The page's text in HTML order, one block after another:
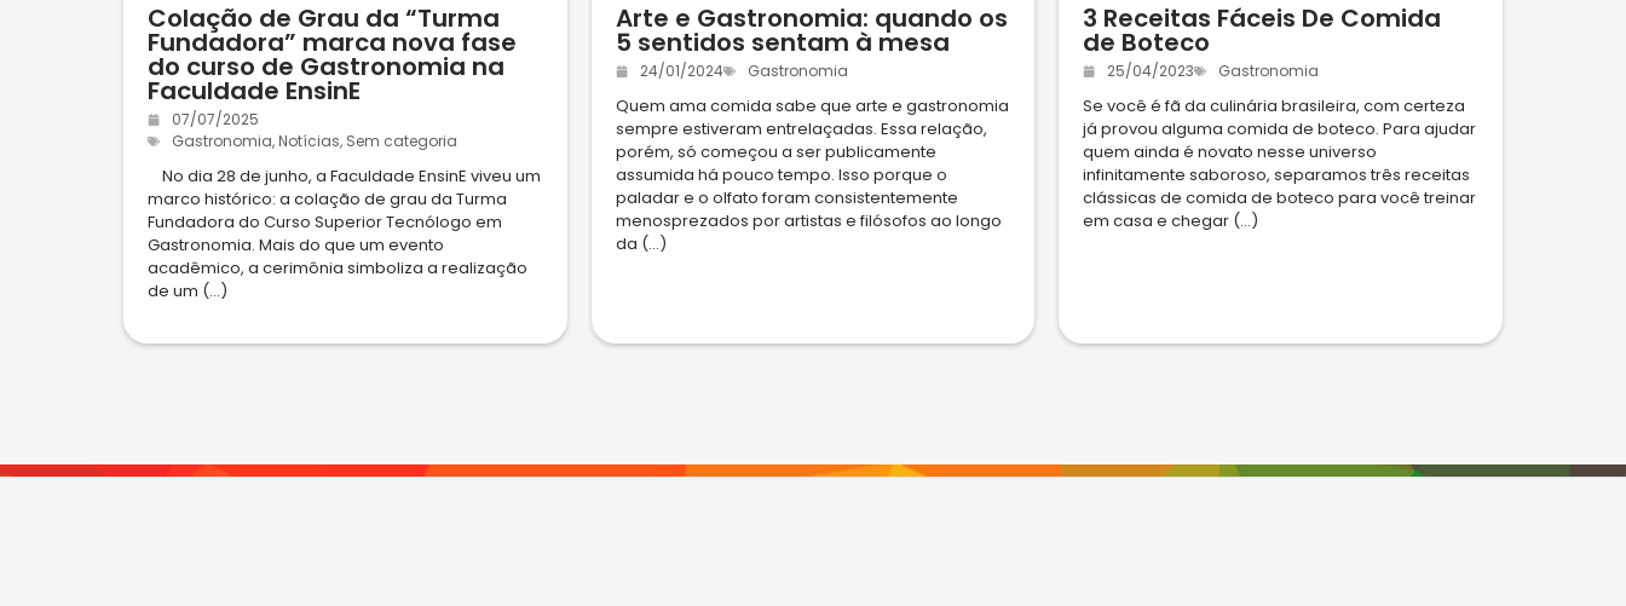
Colação de Grau da “Turma
Fundadora” marca nova fase
do curso de Gastronomia na
Faculdade EnsinE
07/07/2025
Gastronomia, Notícias, Sem categoria
No dia 28 de junho, a Faculdade EnsinE viveu um
marco histórico: a colação de grau da Turma
Fundadora do Curso Superior Tecnólogo em
Gastronomia. Mais do que um evento
acadêmico, a cerimônia simboliza a realização
de um (...)
Arte e Gastronomia: quando os
5 sentidos sentam à mesa
24/01/2024 Gastronomia
Quem ama comida sabe que arte e gastronomia
sempre estiveram entrelaçadas. Essa relação,
porém, só começou a ser publicamente
assumida há pouco tempo. Isso porque o
paladar e o olfato foram consistentemente
menosprezados por artistas e filósofos ao longo
da (...)
3 Receitas Fáceis De Comida
de Boteco
25/04/2023 Gastronomia
Se você é fã da culinária brasileira, com certeza
já provou alguma comida de boteco. Para ajudar
quem ainda é novato nesse universo
infinitamente saboroso, separamos três receitas
clássicas de comida de boteco para você treinar
em casa e chegar (...)